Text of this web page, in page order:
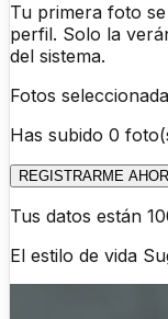
Tu primera foto
perfil. Solo la
del sistema.
Fotos
Has subido 0
REGISTRARME
Tus datos están
El estilo de vida